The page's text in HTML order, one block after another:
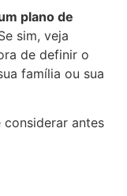
plano de
sim, veja
de definir o
família ou sua
antes